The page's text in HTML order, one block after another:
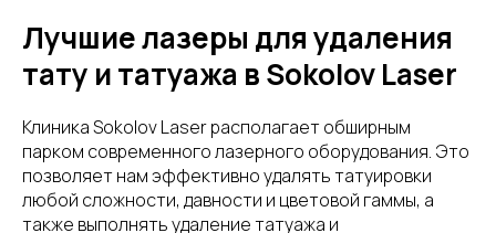
Лучшие лазеры для удаления
тату и татуажа в Sokolov Laser
Клиника Sokolov Laser располагает обширным
парком современного лазерного оборудования. Это
позволяет нам эффективно удалять татуировки
любой сложности, давности и цветовой гаммы, а
также выполнять удаление татуажа и